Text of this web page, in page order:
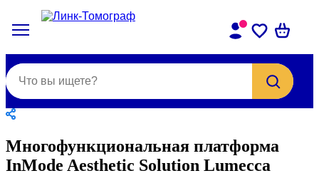
Многофункциональная платформа
InMode Aesthetic Solution Lumecca